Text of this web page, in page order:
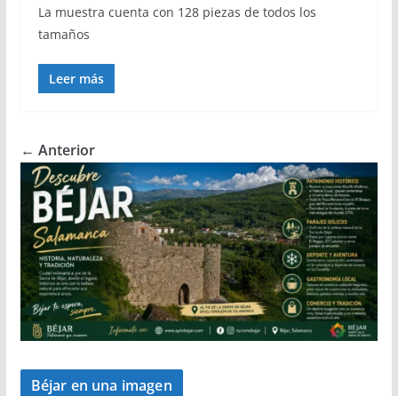
La muestra cuenta con 128 piezas de todos los
tamaños
Leer más
← Anterior
Béjar en una imagen